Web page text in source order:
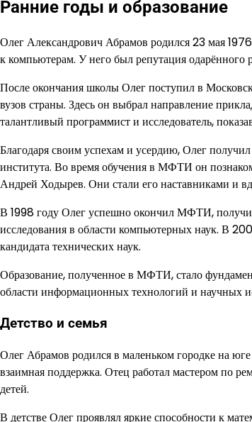
Ранние годы и образование
Олег Александрович Абрамов родился 23 мая
к компьютерам. У него был репутация одарённого
После окончания школы Олег поступил в
вузов страны. Здесь он выбрал направление
талантливый программист и исследователь,
Благодаря своим успехам и усердию, Олег
института. Во время обучения в МФТИ он
Андрей Ходырев. Они стали его наставниками и
В 1998 году Олег успешно окончил МФТИ,
исследования в области компьютерных наук. В
кандидата технических наук.
Образование, полученное в МФТИ, стало
области информационных технологий и научных
Детство и семья
Олег Абрамов родился в маленьком городке на
взаимная поддержка. Отец работал мастером по
детей.
В детстве Олег проявлял яркие способности к